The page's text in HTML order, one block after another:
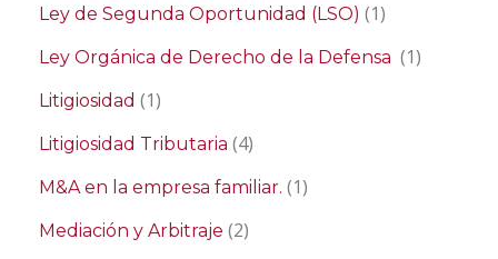
Ley de Segunda Oportunidad (LSO) (1)
Ley Orgánica de Derecho de la Defensa (1)
Litigiosidad (1)
Litigiosidad Tributaria (4)
M&A en la empresa familiar. (1)
Mediación y Arbitraje (2)